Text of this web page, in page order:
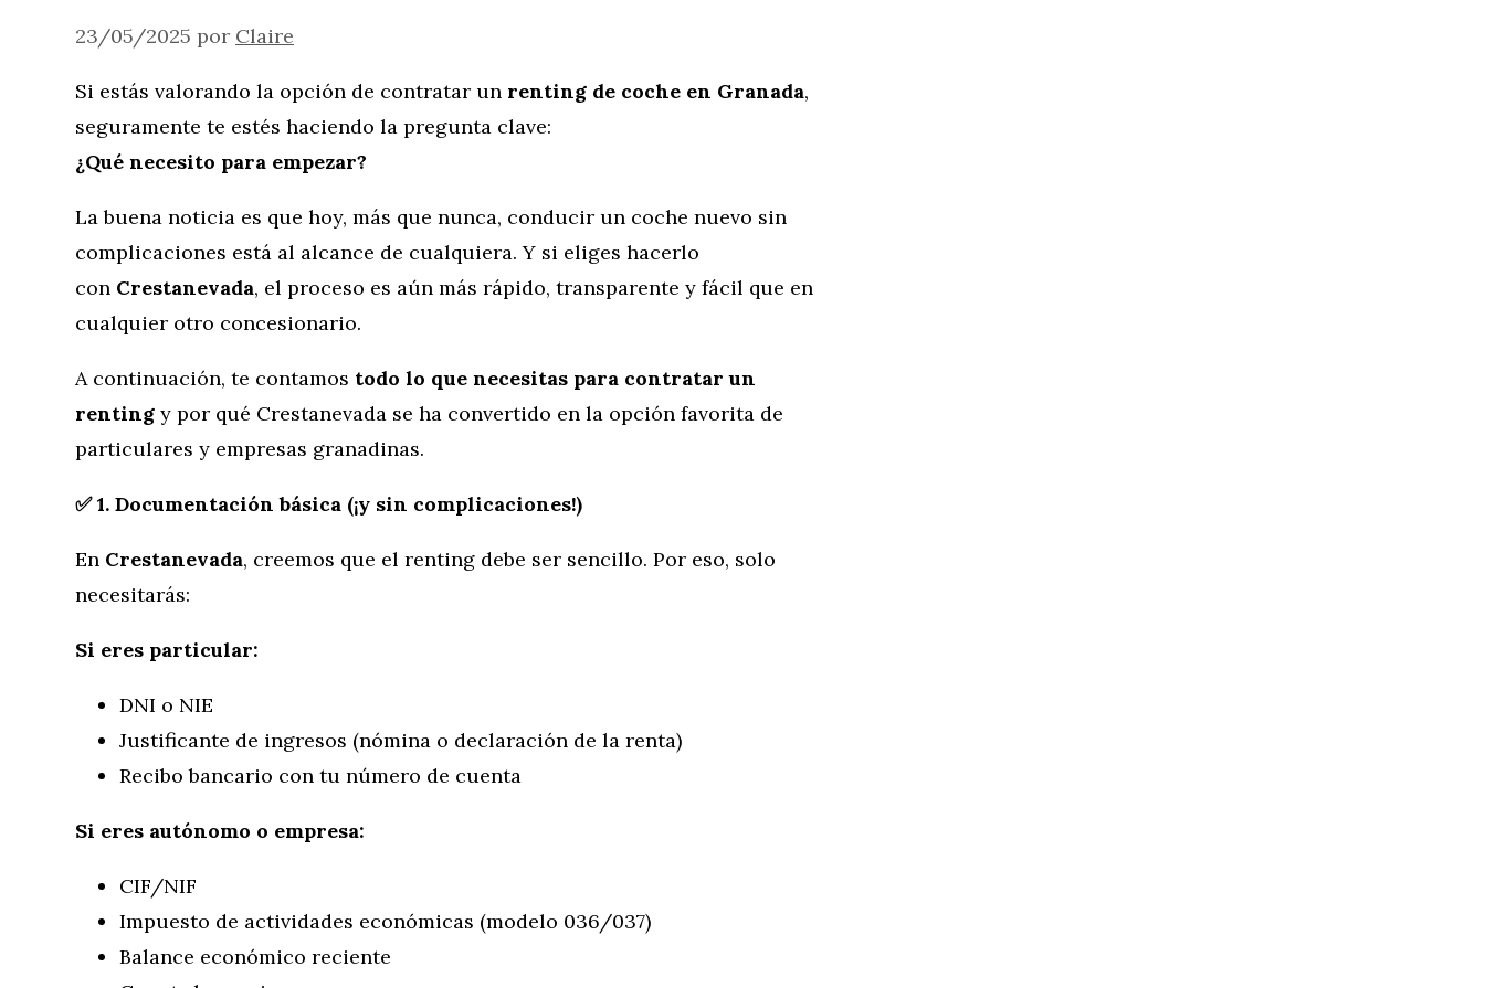
23/05/2025 por Claire
Si estás valorando la opción de contratar un renting de coche en Granada,
seguramente te estés haciendo la pregunta clave:
¿Qué necesito para empezar?
La buena noticia es que hoy, más que nunca, conducir un coche nuevo sin
complicaciones está al alcance de cualquiera. Y si eliges hacerlo
con Crestanevada, el proceso es aún más rápido, transparente y fácil que en
cualquier otro concesionario.
A continuación, te contamos todo lo que necesitas para contratar un
renting y por qué Crestanevada se ha convertido en la opción favorita de
particulares y empresas granadinas.
✅ 1. Documentación básica (¡y sin complicaciones!)
En Crestanevada, creemos que el renting debe ser sencillo. Por eso, solo
necesitarás:
Si eres particular:
DNI o NIE
Justificante de ingresos (nómina o declaración de la renta)
Recibo bancario con tu número de cuenta
Si eres autónomo o empresa:
CIF/NIF
Impuesto de actividades económicas (modelo 036/037)
Balance económico reciente